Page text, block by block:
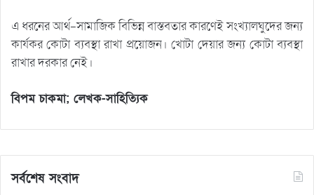
এ ধরনের আর্থ-সামাজিক বিভিন্ন বাস্তবতার কারণেই সংখ্যালঘুদের জন্য
কার্যকর কোটা ব্যবস্থা রাখা প্রয়োজন। খোটা দেয়ার জন্য কোটা ব্যবস্থা
রাখার দরকার নেই।
বিপম চাকমা; লেখক-সাহিত্যিক
সর্বশেষ সংবাদ